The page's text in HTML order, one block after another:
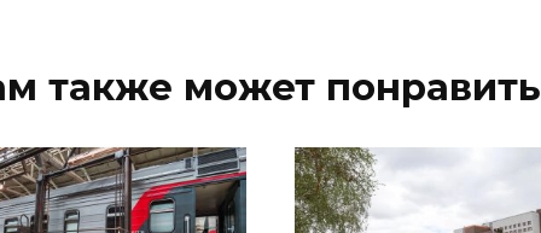
также может